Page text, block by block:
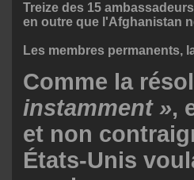
Treize des 15
en outre que l'Afghanistan
Les membres permanents,
Comme la
instamment »,
et non
États-Unis